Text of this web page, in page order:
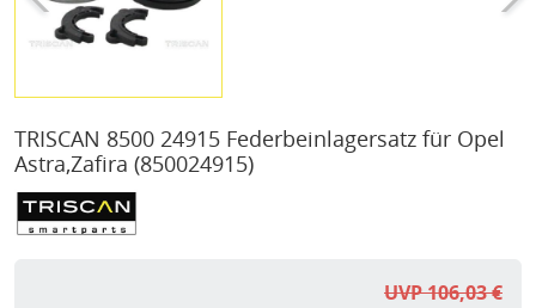
TRISCAN 8500 24915 Federbeinlagersatz für Opel
Astra,Zafira (850024915)
UVP 106,03 €